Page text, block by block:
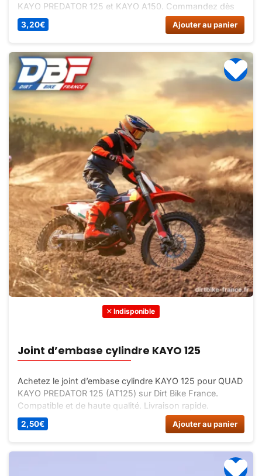
KAYO PREDATOR 125 et KAYO A150. Commandez dès
maintenant sur Dirt Bike France pour une performance
optimale à petit prix !
3,20€ Ajouter au panier
Indisponible
Joint d’embase cylindre KAYO 125
Achetez le joint d’embase cylindre KAYO 125 pour QUAD
KAYO PREDATOR 125 (AT125) sur Dirt Bike France.
Compatible et de haute qualité. Livraison rapide.
2,50€ Ajouter au panier